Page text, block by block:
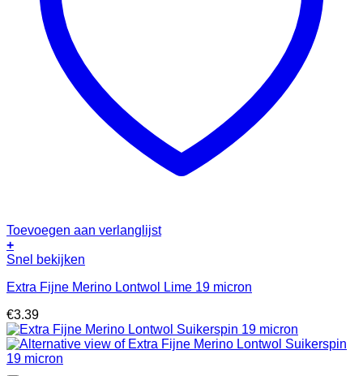
Toevoegen aan verlanglijst
+
Snel bekijken
Extra Fijne Merino Lontwol Lime 19 micron
€3.39